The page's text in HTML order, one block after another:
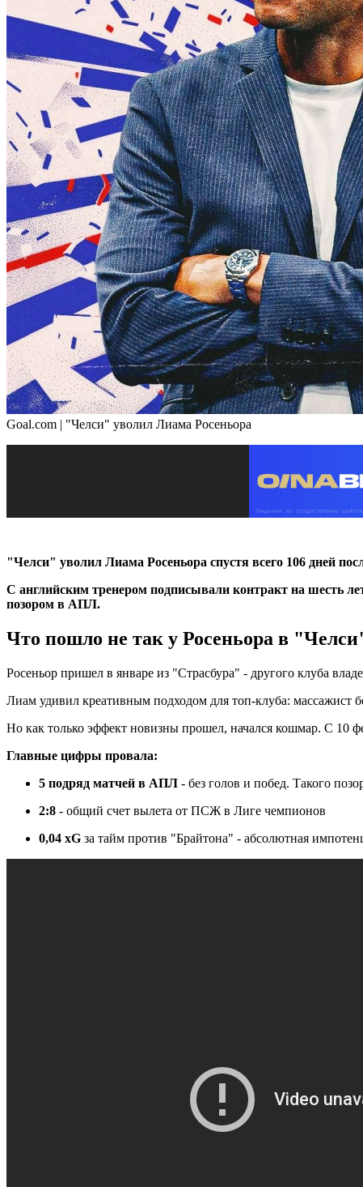
Goal.com | "Челси" уволил Лиама Росеньора
"Челси" уволил Лиама Росеньора спустя всего 106 дней
С английским тренером подписывали контракт на шесть
позором в АПЛ.
Что пошло не так у Росеньора в
Росеньор пришел в январе из "Страсбура" - другого клуба
Лиам удивил креативным подходом для топ-клуба: массажист
Но как только эффект новизны прошел, начался кошмар. С 10
Главные цифры провала:
5 подряд матчей в АПЛ - без голов и побед. Такого
2:8 - общий счет вылета от ПСЖ в Лиге чемпионов
0,04 xG за тайм против "Брайтона" - абсолютная